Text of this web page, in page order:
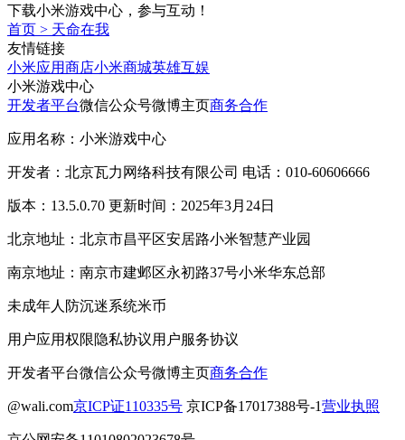
下载小米游戏中心，参与互动！
首页 > 天命在我
友情链接
小米应用商店小米商城英雄互娱
小米游戏中心
开发者平台微信公众号微博主页商务合作
应用名称：小米游戏中心
开发者：北京瓦力网络科技有限公司 电话：010-60606666
版本：13.5.0.70 更新时间：2025年3月24日
北京地址：北京市昌平区安居路小米智慧产业园
南京地址：南京市建邺区永初路37号小米华东总部
未成年人防沉迷系统米币
用户应用权限隐私协议用户服务协议
开发者平台微信公众号微博主页商务合作
@wali.com京ICP证110335号 京ICP备17017388号-1营业执照